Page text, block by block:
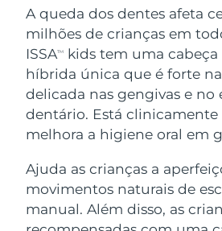
A queda dos dentes afeta
milhões de crianças em
ISSATM
kids tem uma cabeça
híbrida única que é forte
delicada nas gengivas e no
dentário. Está
melhora a higiene oral em
Ajuda as crianças a
movimentos naturais de
manual. Além disso, as
Anti-aging massage
LUNA™ 4 Plus
Massage, LED
For men, anti-aging
Microcurrent toning
BEAR™ 2 go
Microcurrent toning
Microcurrent line
Hidratação
UFO™ 3 kit
Deep facial hydration
UFO™ 3 LED
Near-infrared and
device
issa™ 4
Hybrid silicone
issa™ 4 plus
Smart hybrid silicone
TRATAMENTO
FAQ™
Antienvelhecimento
Bermudas
Bósnia e
Herzegovina
Brunei
Bulgária
Canadá
Chile